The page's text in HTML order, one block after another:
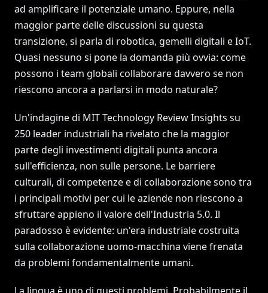
ad amplificare il potenziale umano. Eppure, nella
maggior parte delle discussioni su questa
transizione, si parla di robotica, gemelli digitali e IoT.
Quasi nessuno si pone la domanda più ovvia: come
possono i team globali collaborare davvero se non
riescono ancora a parlarsi in modo naturale?
Un'indagine di MIT Technology Review Insights su
250 leader industriali ha rivelato che la maggior
parte degli investimenti digitali punta ancora
sull'efficienza, non sulle persone. Le barriere
culturali, di competenze e di collaborazione sono tra
i principali motivi per cui le aziende non riescono a
sfruttare appieno il valore dell'Industria 5.0. Il
paradosso è evidente: un'era industriale costruita
sulla collaborazione uomo-macchina viene frenata
da problemi fondamentalmente umani.